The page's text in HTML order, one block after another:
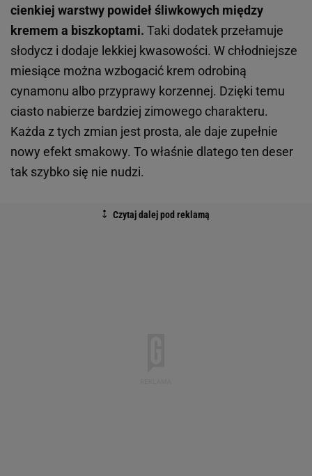
cienkiej warstwy powideł śliwkowych między
kremem a biszkoptami. Taki dodatek przełamuje
słodycz i dodaje lekkiej kwasowości. W chłodniejsze
miesiące można wzbogacić krem odrobiną
cynamonu albo przyprawy korzennej. Dzięki temu
ciasto nabierze bardziej zimowego charakteru.
Każda z tych zmian jest prosta, ale daje zupełnie
nowy efekt smakowy. To właśnie dlatego ten deser
tak szybko się nie nudzi.